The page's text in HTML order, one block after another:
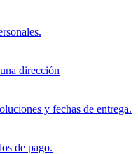
dirección
y fechas de entrega.
de pago.